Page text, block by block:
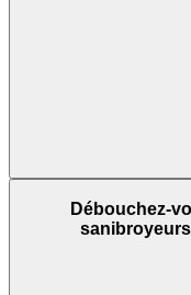
Débouchez-